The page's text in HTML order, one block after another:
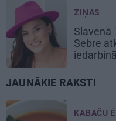
ZIŅAS
Slavenā
Sebre
JAUNĀKIE RAKSTI
KABAČU